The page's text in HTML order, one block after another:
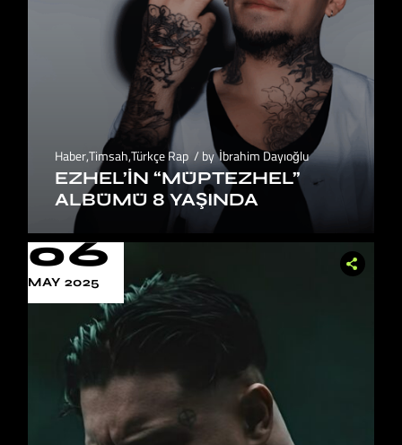
Haber,Timsah,Türkçe Rap by İbrahim Dayıoğlu
EZHEL’IN “MÜPTEZHEL”
ALBÜMÜ 8 YAŞINDA
06
MAY 2025